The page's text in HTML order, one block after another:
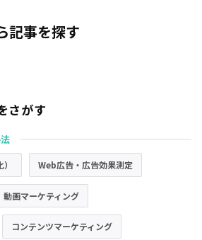
記事を探す
さがす
Web広告・広告効果測定
動画マーケティング
コンテンツマーケティング